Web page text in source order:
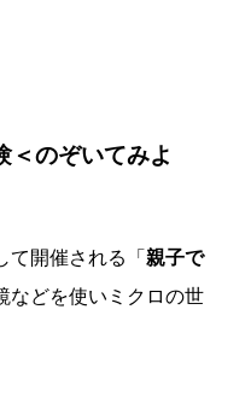
＜のぞいてみよ
て開催される「親子で
などを使いミクロの世